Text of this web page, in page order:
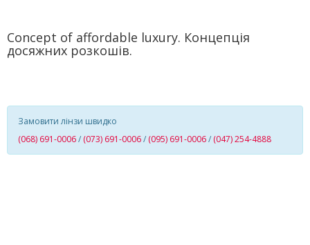
Concept of affordable luxury. Концепція
досяжних розкошів.
Замовити лінзи швидко
(068) 691-0006/ (073) 691-0006/ (095) 691-0006/ (047) 254-4888